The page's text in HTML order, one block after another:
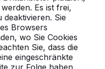
Es ist frei,
Sie
Browsers
wo Sie Cookies
Sie, dass die
eingeschränkte
zur Folge haben
Fragen
die häufig gestellt
Dann nehmen Sie